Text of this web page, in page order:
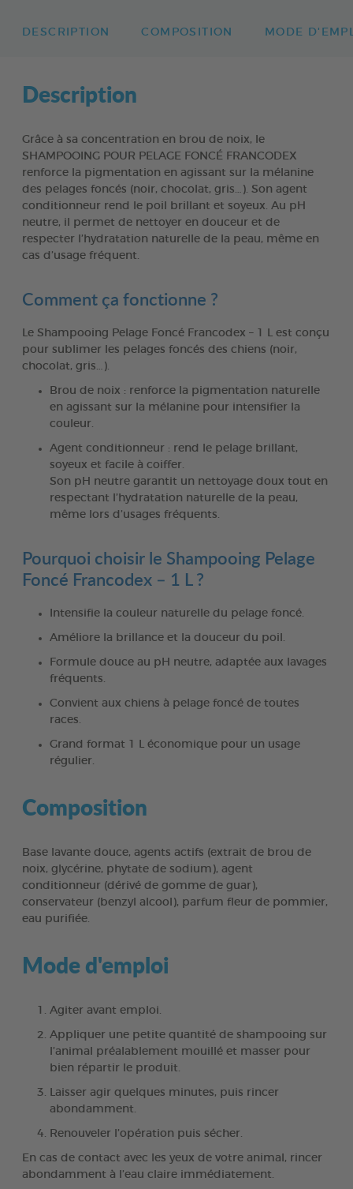
DESCRIPTION COMPOSITION MODE
Description
Grâce à sa concentration en brou de noix, le
SHAMPOOING POUR PELAGE FONCÉ FRANCODEX
renforce la pigmentation en agissant sur la mélanine
des pelages foncés (noir, chocolat, gris…). Son agent
conditionneur rend le poil brillant et soyeux. Au pH
neutre, il permet de nettoyer en douceur et de
respecter l’hydratation naturelle de la peau, même en
cas d’usage fréquent.
Comment ça fonctionne ?
Le Shampooing Pelage Foncé Francodex – 1 L est conçu
pour sublimer les pelages foncés des chiens (noir,
chocolat, gris…).
Brou de noix : renforce la pigmentation naturelle
en agissant sur la mélanine pour intensifier la
couleur.
Agent conditionneur : rend le pelage brillant,
soyeux et facile à coiffer.
Son pH neutre garantit un nettoyage doux tout en
respectant l’hydratation naturelle de la peau,
même lors d’usages fréquents.
Pourquoi choisir le Shampooing Pelage
Foncé Francodex – 1 L ?
Intensifie la couleur naturelle du pelage foncé.
Améliore la brillance et la douceur du poil.
Formule douce au pH neutre, adaptée aux lavages
fréquents.
Convient aux chiens à pelage foncé de toutes
races.
Grand format 1 L économique pour un usage
régulier.
Composition
Base lavante douce, agents actifs (extrait de brou de
noix, glycérine, phytate de sodium), agent
conditionneur (dérivé de gomme de guar),
conservateur (benzyl alcool), parfum fleur de pommier,
eau purifiée.
Mode d'emploi
Agiter avant emploi.
Appliquer une petite quantité de shampooing sur
l’animal préalablement mouillé et masser pour
bien répartir le produit.
Laisser agir quelques minutes, puis rincer
abondamment.
Renouveler l’opération puis sécher.
En cas de contact avec les yeux de votre animal, rincer
abondamment à l’eau claire immédiatement.